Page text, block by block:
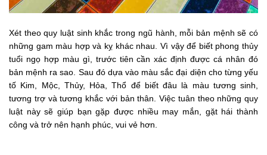
Xét theo quy luật sinh khắc trong ngũ hành, mỗi bản mệnh sẽ có
những gam màu hợp và kỵ khác nhau. Vì vậy để biết phong thủy
tuổi ngọ hợp màu gì, trước tiên cần xác định được cá nhân đó
bản mệnh ra sao. Sau đó dựa vào màu sắc đại diện cho từng yếu
tố Kim, Mộc, Thủy, Hỏa, Thổ để biết đâu là màu tương sinh,
tương trợ và tương khắc với bản thân. Việc tuân theo những quy
luật này sẽ giúp bạn gặp được nhiều may mắn, gặt hái thành
công và trở nên hạnh phúc, vui vẻ hơn.